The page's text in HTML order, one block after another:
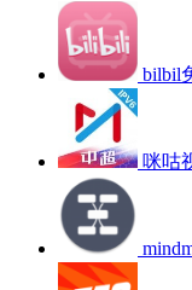
bilbil
咪咕